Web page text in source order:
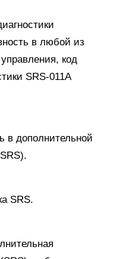
в любой из
код
SRS-011A
в дополнительной
SRS.